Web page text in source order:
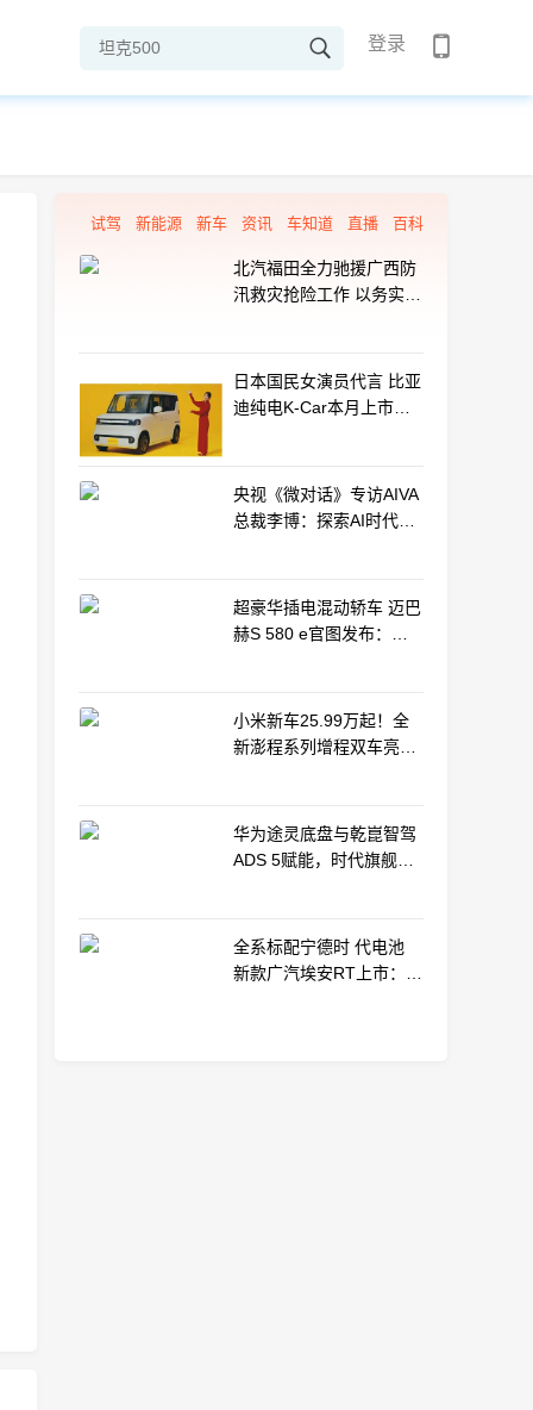
登录
试驾 新能源 新车 资讯 车知道 直播 百科
北汽福田全力驰援广西防
汛救灾抢险工作 以务实行
日本国民女演员代言 比亚
迪纯电K-Car本月上市：
央视《微对话》专访AIVA
总裁李博：探索AI时代汽
超豪华插电混动轿车 迈巴
赫S 580 e官图发布：老
小米新车25.99万起！全
新澎程系列增程双车亮相
华为途灵底盘与乾崑智驾
ADS 5赋能，时代旗舰
全系标配宁德时 代电池
新款广汽埃安RT上市：